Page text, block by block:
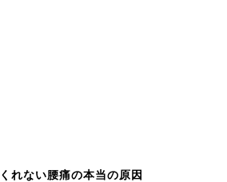
れない腰痛の本当の原因